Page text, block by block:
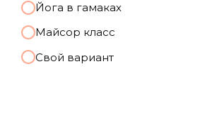
Йога в гамаках
Майсор класс
Свой вариант